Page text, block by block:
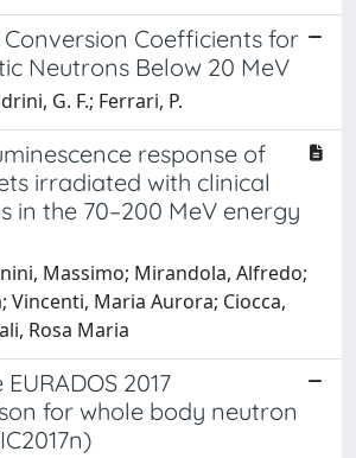
Coefficients for
Neutrons Below 20 MeV
G. F.; Ferrari, P.
response of
irradiated with clinical
in the 70–200 MeV energy
Massimo; Mirandola, Alfredo;
Vincenti, Maria Aurora; Ciocca,
Rosa Maria
2017
for whole body neutron